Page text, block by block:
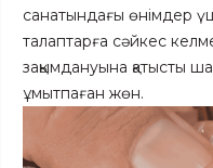
санатындағы өнімдер
талаптарға сәйкес
зақымдануына қатысты
ұмытпаған жөн.